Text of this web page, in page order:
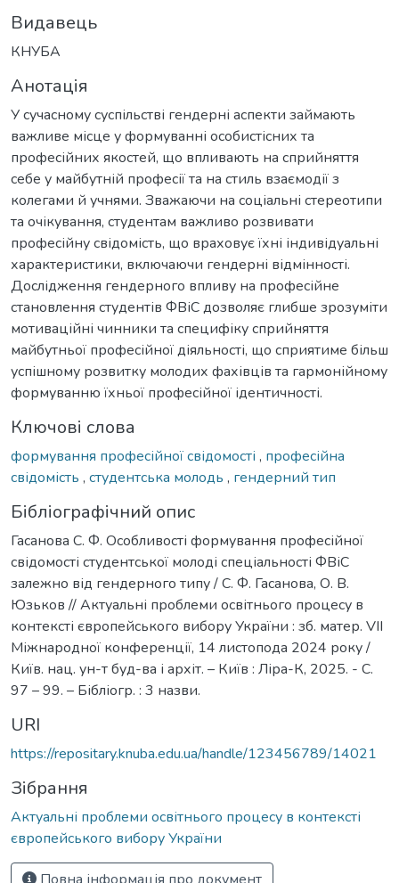
Видавець
КНУБА
Анотація
У сучасному суспільстві гендерні аспекти займають
важливе місце у формуванні особистісних та
професійних якостей, що впливають на сприйняття
себе у майбутній професії та на стиль взаємодії з
колегами й учнями. Зважаючи на соціальні стереотипи
та очікування, студентам важливо розвивати
професійну свідомість, що враховує їхні індивідуальні
характеристики, включаючи гендерні відмінності.
Дослідження гендерного впливу на професійне
становлення студентів ФВіС дозволяє глибше зрозуміти
мотиваційні чинники та специфіку сприйняття
майбутньої професійної діяльності, що сприятиме більш
успішному розвитку молодих фахівців та гармонійному
формуванню їхньої професійної ідентичності.
Ключові слова
формування професійної свідомості , професійна
свідомість , студентська молодь , гендерний тип
Бібліографічний опис
Гасанова С. Ф. Особливості формування професійної
свідомості студентської молоді спеціальності ФВіС
залежно від гендерного типу / С. Ф. Гасанова, О. В.
Юзьков // Актуальні проблеми освітнього процесу в
контексті європейського вибору України : зб. матер. VІІ
Міжнародної конференції, 14 листопода 2024 року /
Київ. нац. ун-т буд-ва і архіт. – Київ : Ліра-К, 2025. - С.
97 – 99. – Бібліогр. : 3 назви.
URI
https://repositary.knuba.edu.ua/handle/123456789/14021
Зібрання
Актуальні проблеми освітнього процесу в контексті
європейського вибору України